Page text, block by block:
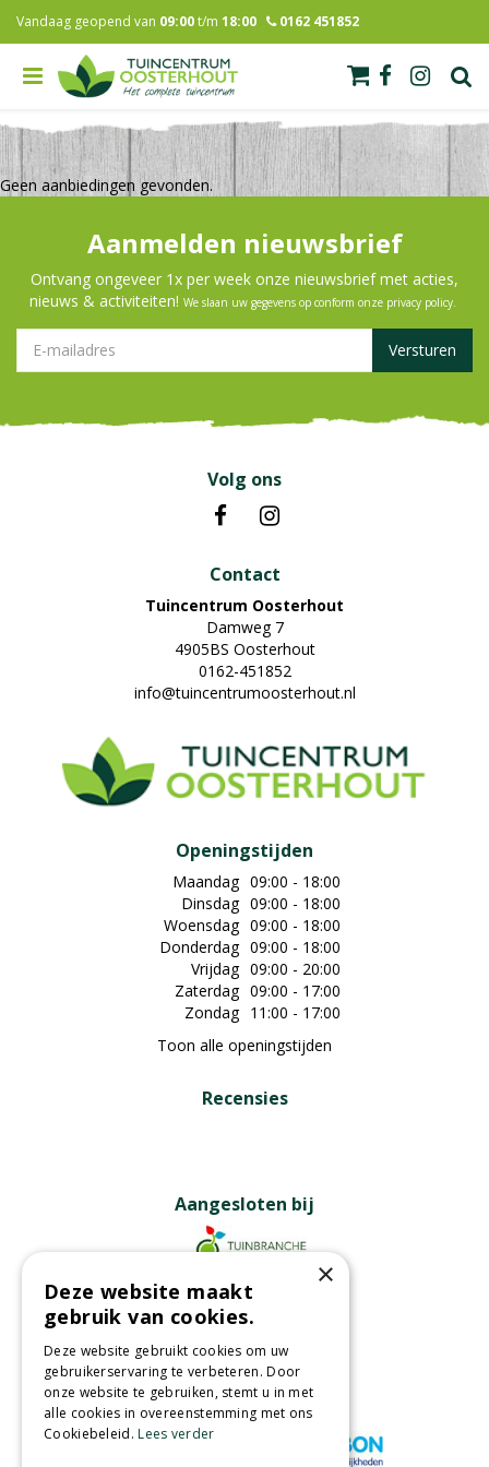
c
o
n
Vandaag geopend van 09:00t/m 18:00 0162 451852
Geen aanbiedingen gevonden.
Aanmelden nieuwsbrief
Ontvang ongeveer 1x per week onze nieuwsbrief met acties,
nieuws & activiteiten! We slaan uw gegevens op conform onze privacy policy.
Volg ons
Contact
Tuincentrum Oosterhout
Damweg 7
4905BS Oosterhout
0162-451852
info@tuincentrumoosterhout.nl
Openingstijden
Maandag 09:00 - 18:00
Dinsdag 09:00 - 18:00
Woensdag 09:00 - 18:00
Donderdag 09:00 - 18:00
Vrijdag 09:00 - 20:00
Zaterdag 09:00 - 17:00
Zondag 11:00 - 17:00
Toon alle openingstijden
Recensies
Aangesloten bij
Partners
Wij accepteren
×
Deze website maakt
gebruik van cookies.
Deze website gebruikt cookies om uw
gebruikerservaring te verbeteren. Door
onze website te gebruiken, stemt u in met
alle cookies in overeenstemming met ons
Cookiebeleid.Lees verder